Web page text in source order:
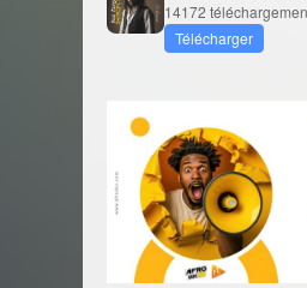
14172
Télécharger